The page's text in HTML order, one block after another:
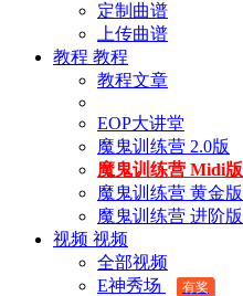
定制曲谱
上传曲谱
教程 教程
教程文章
EOP大讲堂
魔鬼训练营 2.0版
魔鬼训练营 Midi版
魔鬼训练营 黄金版
魔鬼训练营 进阶版
视频 视频
全部视频
E神秀场
有奖